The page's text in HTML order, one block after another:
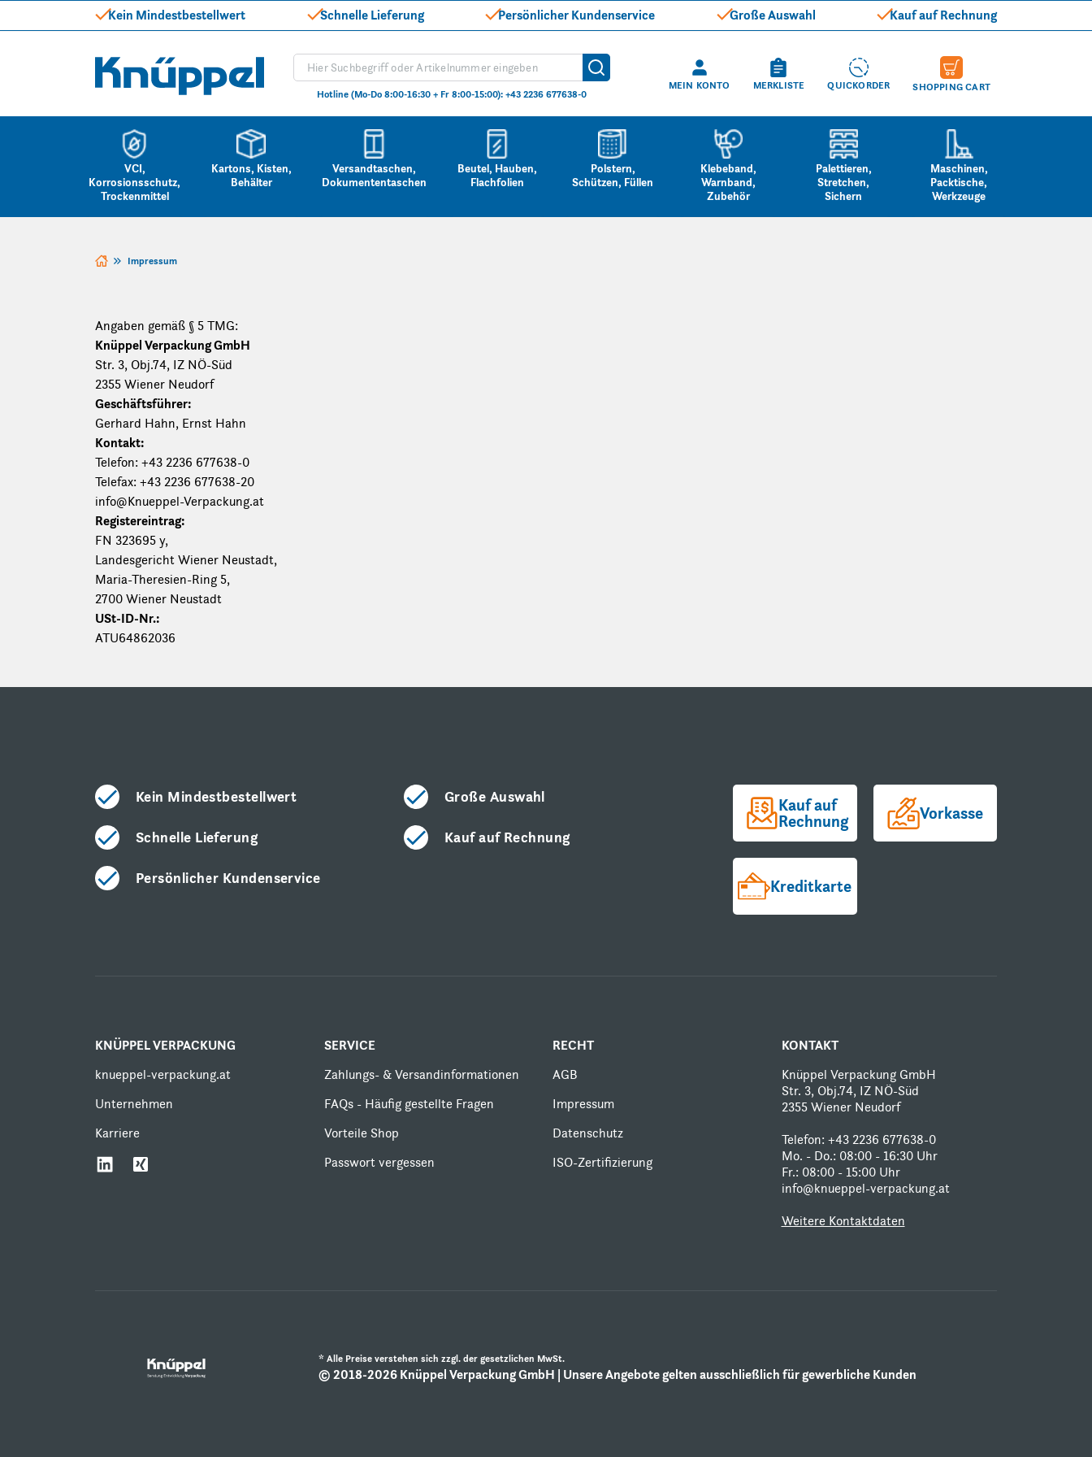
Kein Mindestbestellwert Schnelle Lieferung Persönlicher Kundenservice Große Auswahl Kauf auf Rechnung
Knüppel
Produkt suchen
Suche
Hotline (Mo-Do 8:00-16:30 + Fr 8:00-15:00): +43 2236 677638-0
MEIN KONTO MERKLISTE QUICKORDER SHOPPING CART
VCI,
Korrosionsschutz,
Trockenmittel
Kartons, Kisten,
Behälter
Versandtaschen,
Dokumententaschen
Beutel, Hauben,
Flachfolien
Polstern,
Schützen, Füllen
Klebeband,
Warnband,
Zubehör
Palettieren,
Stretchen,
Sichern
Maschinen,
Packtische,
Werkzeuge
Impressum
Angaben gemäß § 5 TMG:
Knüppel Verpackung GmbH
Str. 3, Obj.74, IZ NÖ-Süd
2355 Wiener Neudorf
Geschäftsführer:
Gerhard Hahn, Ernst Hahn
Kontakt:
Telefon: +43 2236 677638-0
Telefax: +43 2236 677638-20
info@Knueppel-Verpackung.at
Registereintrag:
FN 323695 y,
Landesgericht Wiener Neustadt,
Maria-Theresien-Ring 5,
2700 Wiener Neustadt
USt-ID-Nr.:
ATU64862036
Kein Mindestbestellwert
Schnelle Lieferung
Persönlicher Kundenservice
Große Auswahl
Kauf auf Rechnung
Kauf auf
Rechnung Vorkasse
Kreditkarte
KNÜPPEL VERPACKUNG
knueppel-verpackung.at
Unternehmen
Karriere
SERVICE
Zahlungs- & Versandinformationen
FAQs - Häufig gestellte Fragen
Vorteile Shop
Passwort vergessen
RECHT
AGB
Impressum
Datenschutz
ISO-Zertifizierung
KONTAKT
Knüppel Verpackung GmbH
Str. 3, Obj.74, IZ NÖ-Süd
2355 Wiener Neudorf
Telefon: +43 2236 677638-0
Mo. - Do.: 08:00 - 16:30 Uhr
Fr.: 08:00 - 15:00 Uhr
info@knueppel-verpackung.at
Weitere Kontaktdaten
* Alle Preise verstehen sich zzgl. der gesetzlichen MwSt.
© 2018-2026 Knüppel Verpackung GmbH | Unsere Angebote gelten ausschließlich für gewerbliche Kunden